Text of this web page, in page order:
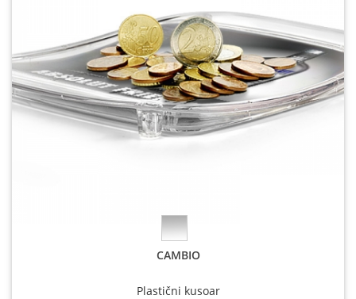
CAMBIO
Plastični kusoar